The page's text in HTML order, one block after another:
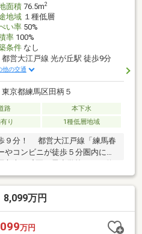
面積76.5m2
地域１種低層
い率50%
率100%
条件なし
都営大江戸線 光が丘駅 徒歩9分
他の交通
東京都練馬区田柄５
路
本下水
り 1種低層地域
９分！ 都営大江戸線「練馬春
コンビニが徒歩５分圏内にご
学校・・・約６２０ｍ・ココカ
０ｍ・マルエツ田柄店・・・約
３丁目店・・・約１９０ｍ・
店・・・約４３０ｍご見学の際
お待ちしております！
万円
万円